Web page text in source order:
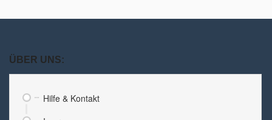
ÜBER UNS:
Hilfe & Kontakt